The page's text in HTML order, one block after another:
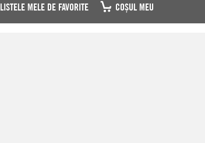
LISTELE MELE DE FAVORITE COŞUL MEU